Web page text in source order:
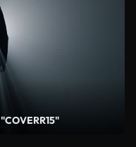
"COVERR15"